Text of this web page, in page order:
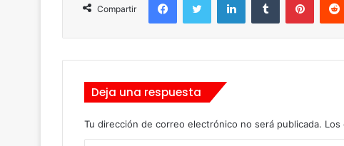
Compartir
Deja una respuesta
Tu dirección de correo electrónico no será publicada. Los